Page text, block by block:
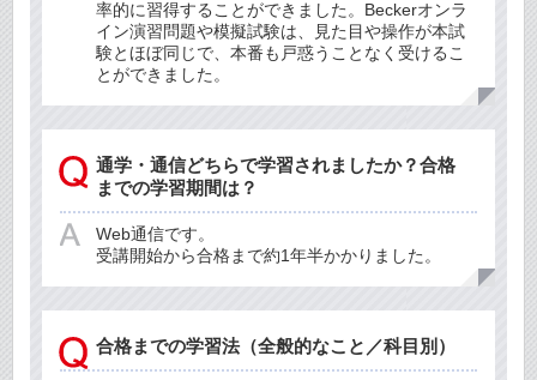
率的に習得することができました。Beckerオンラ
イン演習問題や模擬試験は、見た目や操作が本試
験とほぼ同じで、本番も戸惑うことなく受けるこ
とができました。
通学・通信どちらで学習されましたか？合格
までの学習期間は？
Web通信です。
受講開始から合格まで約1年半かかりました。
合格までの学習法（全般的なこと／科目別）